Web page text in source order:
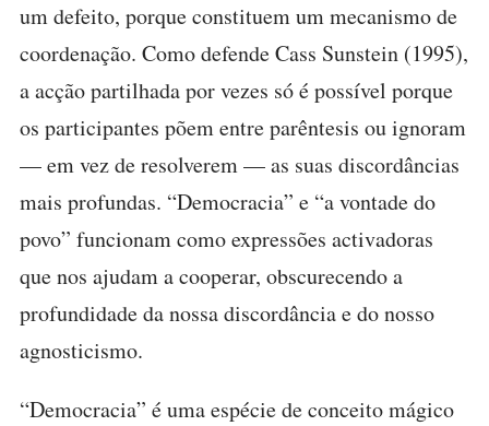
um defeito, porque constituem um mecanismo de
coordenação. Como defende Cass Sunstein (1995),
a acção partilhada por vezes só é possível porque
os participantes põem entre parêntesis ou ignoram
— em vez de resolverem — as suas discordâncias
mais profundas. “Democracia” e “a vontade do
povo” funcionam como expressões activadoras
que nos ajudam a cooperar, obscurecendo a
profundidade da nossa discordância e do nosso
agnosticismo.
“Democracia” é uma espécie de conceito mágico